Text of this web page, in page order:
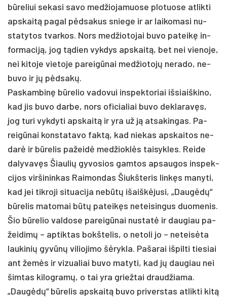
būre­liui se­ka­si sa­vo med­žio­ja­muo­se plo­tuo­se at­lik­ti
ap­skaitą pa­gal pėdsa­kus snie­ge ir ar lai­ko­ma­si nu­
sta­ty­tos tvar­kos. Nors med­žio­to­jai bu­vo pa­teikę in­
for­ma­ciją, jog tądien vyk­dys ap­skaitą, bet nei vie­no­je,
nei ki­to­je vie­to­je pa­reigū­nai med­žio­tojų ne­ra­do, ne­
bu­vo ir jų pėdsakų.
Pas­kam­binę būre­lio va­do­vui ins­pek­to­riai iš­siaiš­ki­no,
kad jis bu­vo dar­be, nors ofi­cia­liai bu­vo dek­la­ravęs,
jog tu­ri vyk­dy­ti ap­skaitą ir yra už ją at­sa­kin­gas. Pa­
reigū­nai kons­ta­ta­vo faktą, kad nie­kas ap­skai­tos ne­
darė ir būre­lis pa­žeidė med­žioklės tai­syk­les. Rei­de
da­ly­vavęs Šiau­lių gy­vo­sios gam­tos ap­sau­gos ins­pek­
ci­jos vir­ši­nin­kas Rai­mon­das Šiukš­te­ris linkęs ma­ny­ti,
kad jei tik­ro­ji si­tua­ci­ja ne­būtų išaiškė­ju­si, „Daugėdų“
būre­lis ma­to­mai būtų pa­teikęs ne­tei­sin­gus duo­me­nis.
Šio būre­lio val­do­se pa­reigū­nai nu­statė ir dau­giau pa­
žei­dimų – ap­tik­tas bokš­te­lis, o ne­to­li jo – ne­teisė­ta
lau­ki­nių gyvūnų vi­lio­ji­mo šėryk­la. Pa­ša­rai iš­pil­ti tie­siai
ant žemės ir vi­zua­liai bu­vo ma­ty­ti, kad jų dau­giau nei
šim­tas ki­log­ramų, o tai yra griež­tai draud­žia­ma.
„Daugėdų“ būre­lis ap­skaitą bu­vo pri­vers­tas at­lik­ti kitą